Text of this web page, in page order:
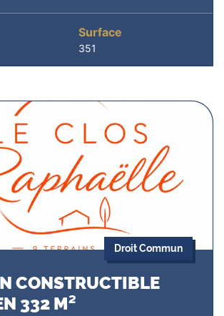
Surface
351
Droit Commun
CONSTRUCTIBLE
332 M²